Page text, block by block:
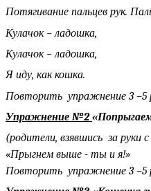
Потягивание пальцев рук.
Кулачок – ладошка,
Кулачок – ладошка,
Я иду, как кошка.
Повторить упражнение 3 –5
Упражнение №2
(родители, взявшись за
«Прыгнем выше - ты и я!»
Повторить упражнение 3 –5